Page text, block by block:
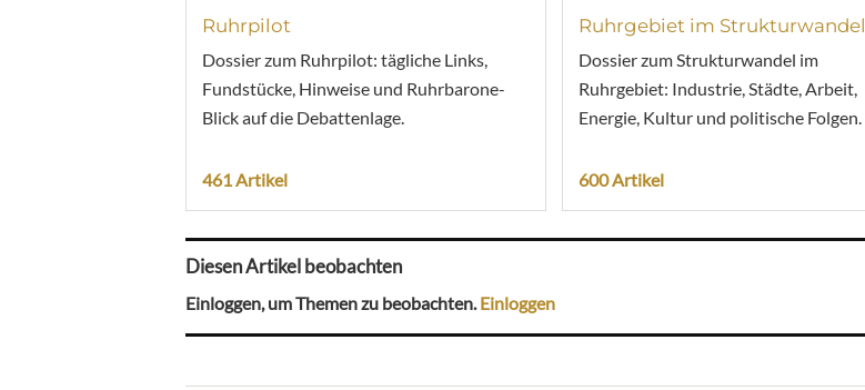
Ruhrpilot
Dossier zum Ruhrpilot: tägliche Links,
Fundstücke, Hinweise und Ruhrbarone-
Blick auf die Debattenlage.
461 Artikel
Ruhrgebiet im Strukturwandel
Dossier zum Strukturwandel im
Ruhrgebiet: Industrie, Städte, Arbeit,
Energie, Kultur und politische Folgen.
600 Artikel
Diesen Artikel beobachten
Einloggen, um Themen zu beobachten.Einloggen